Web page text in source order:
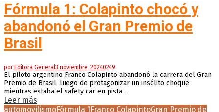
Fórmula 1: Colapinto chocó y
abandonó el Gran Premio de
Brasil
por Editora General3 noviembre, 20240249
El piloto argentino Franco Colapinto abandonó la carrera del Gran
Premio de Brasil, luego de protagonizar un insólito choque
mientras estaba el safety car en pista....
Leer más
automovilismoFórmula 1 Franco ColapintoGran Premio de